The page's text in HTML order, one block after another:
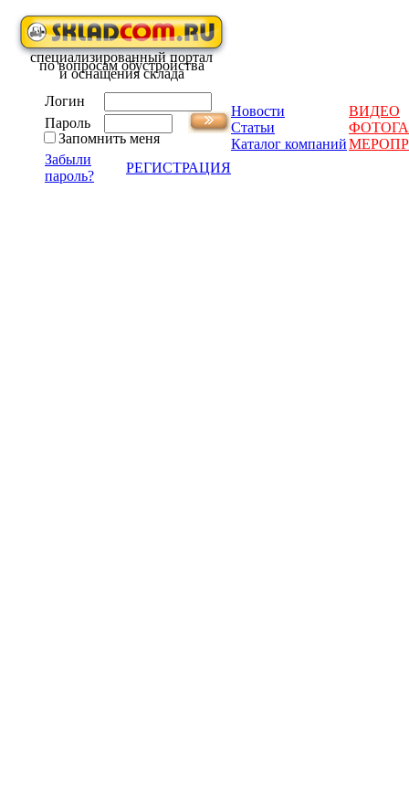
специализированный портал
по вопросам обустройства
и оснащения склада
Логин
Пароль
Запомнить меня
Забыли
пароль?
РЕГИСТРАЦИЯ
Новости
ВИДЕО
Статьи
Каталог компаний